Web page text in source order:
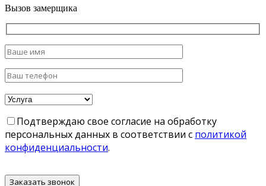
Вызов замерщика
Подтверждаю свое согласие на обработку
персональных данных в соответствии с политикой
конфиденциальности.